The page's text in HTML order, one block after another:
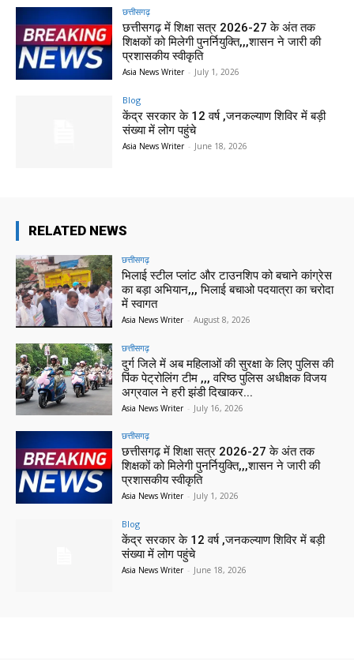
छत्तीसगढ़
छत्तीसगढ़ में शिक्षा सत्र 2026-27 के अंत तक
शिक्षकों को मिलेगी पुनर्नियुक्ति,,,शासन ने जारी की
प्रशासकीय स्वीकृति
Asia News Writer - July 1, 2026
Blog
केंद्र सरकार के 12 वर्ष ,जनकल्याण शिविर में बड़ी
संख्या में लोग पहुंचे
Asia News Writer - June 18, 2026
RELATED NEWS
छत्तीसगढ़
भिलाई स्टील प्लांट और टाउनशिप को बचाने कांग्रेस
का बड़ा अभियान,,, भिलाई बचाओ पदयात्रा का चरोदा
में स्वागत
Asia News Writer - August 8, 2026
छत्तीसगढ़
दुर्ग जिले में अब महिलाओं की सुरक्षा के लिए पुलिस की
पिंक पेट्रोलिंग टीम ,,, वरिष्ठ पुलिस अधीक्षक विजय
अग्रवाल ने हरी झंडी दिखाकर...
Asia News Writer - July 16, 2026
छत्तीसगढ़
छत्तीसगढ़ में शिक्षा सत्र 2026-27 के अंत तक
शिक्षकों को मिलेगी पुनर्नियुक्ति,,,शासन ने जारी की
प्रशासकीय स्वीकृति
Asia News Writer - July 1, 2026
Blog
केंद्र सरकार के 12 वर्ष ,जनकल्याण शिविर में बड़ी
संख्या में लोग पहुंचे
Asia News Writer - June 18, 2026